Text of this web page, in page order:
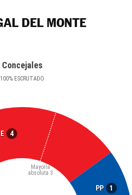
DEL MONTE
Concejales
100% ESCRUTADO
4
PP 1
Mayoría
absoluta 3